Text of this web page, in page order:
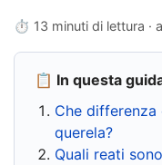
⏱ 13 minuti di lettura ·
📋 In questa
Che
querela?
Quali reati